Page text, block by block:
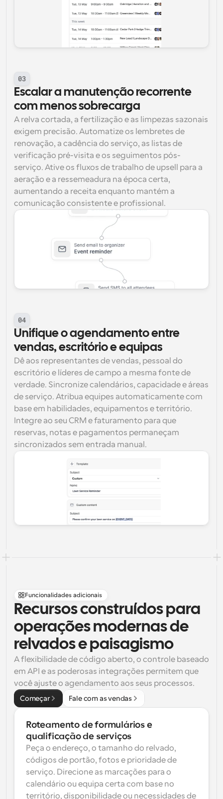
03
Escalar a manutenção recorrente
com menos sobrecarga
A relva cortada, a fertilização e as limpezas sazonais
exigem precisão. Automatize os lembretes de
renovação, a cadência do serviço, as listas de
verificação pré-visita e os seguimentos pós-
serviço. Ative os fluxos de trabalho de upsell para a
aeração e a ressemeadura na época certa,
aumentando a receita enquanto mantém a
comunicação consistente e profissional.
04
Unifique o agendamento entre
vendas, escritório e equipas
Dê aos representantes de vendas, pessoal do
escritório e líderes de campo a mesma fonte de
verdade. Sincronize calendários, capacidade e áreas
de serviço. Atribua equipes automaticamente com
base em habilidades, equipamentos e território.
Integre ao seu CRM e faturamento para que
reservas, notas e pagamentos permaneçam
sincronizados sem entrada manual.
Funcionalidades adicionais
Recursos construídos para
operações modernas de
relvados e paisagismo
A flexibilidade de código aberto, o controle baseado
em API e as poderosas integrações permitem que
você ajuste o agendamento aos seus processos.
Começar Fale com as vendas
Roteamento de formulários e
qualificação de serviços
Peça o endereço, o tamanho do relvado,
códigos de portão, fotos e prioridade de
serviço. Direcione as marcações para o
calendário ou equipa certa com base no
território, disponibilidade ou necessidades de